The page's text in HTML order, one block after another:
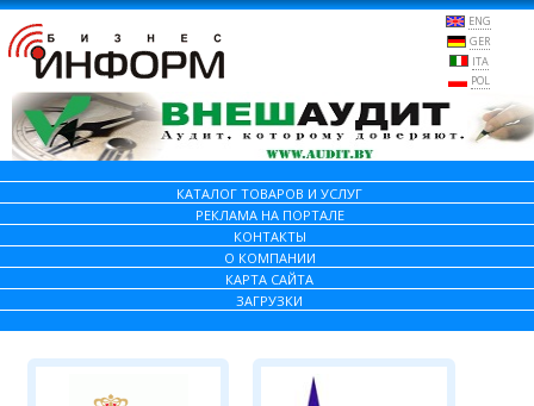
ENG
GER
ITA
POL
КАТАЛОГ ТОВАРОВ И УСЛУГ
РЕКЛАМА НА ПОРТАЛЕ
КОНТАКТЫ
О КОМПАНИИ
КАРТА САЙТА
ЗАГРУЗКИ